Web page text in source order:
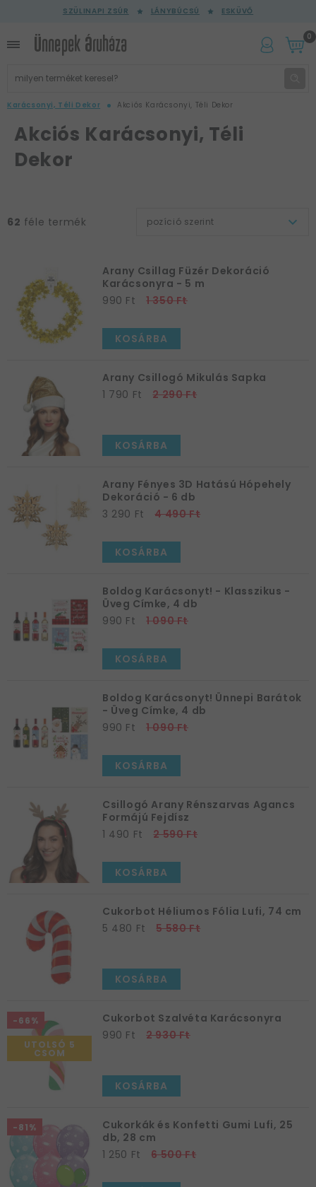
SZÜLINAPI ZSÚR LÁNYBÚCSÚ ESKÜVŐ
0
Karácsonyi, Téli Dekor Akciós Karácsonyi, Téli Dekor
Akciós Karácsonyi, Téli
Dekor
62 féle termék pozíció szerint
Arany Csillag Füzér Dekoráció
Karácsonyra - 5 m
990 Ft
1 350 Ft
KOSÁRBA
Arany Csillogó Mikulás Sapka
1 790 Ft
2 290 Ft
KOSÁRBA
Arany Fényes 3D Hatású Hópehely
Dekoráció - 6 db
3 290 Ft
4 490 Ft
KOSÁRBA
Boldog Karácsonyt! - Klasszikus -
Üveg Címke, 4 db
990 Ft
1 090 Ft
KOSÁRBA
Boldog Karácsonyt! Ünnepi Barátok
- Üveg Címke, 4 db
990 Ft
1 090 Ft
KOSÁRBA
Csillogó Arany Rénszarvas Agancs
Formájú Fejdísz
1 490 Ft
2 590 Ft
KOSÁRBA
Cukorbot Héliumos Fólia Lufi, 74 cm
5 480 Ft
5 580 Ft
KOSÁRBA
-66%
UTOLSÓ 5
CSOM
Cukorbot Szalvéta Karácsonyra
990 Ft
2 930 Ft
KOSÁRBA
-81%
Cukorkák és Konfetti Gumi Lufi, 25
db, 28 cm
1 250 Ft
6 500 Ft